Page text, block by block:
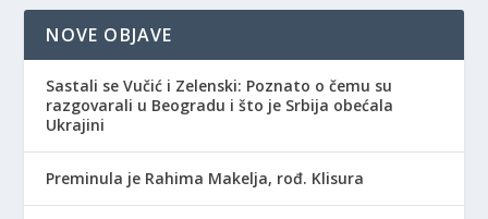
NOVE OBJAVE
Sastali se Vučić i Zelenski: Poznato o čemu su
razgovarali u Beogradu i što je Srbija obećala
Ukrajini
Preminula je Rahima Makelja, rođ. Klisura